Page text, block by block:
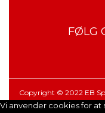
FØLG
Copyright © 2022 EB
Vi anvender cookies for at